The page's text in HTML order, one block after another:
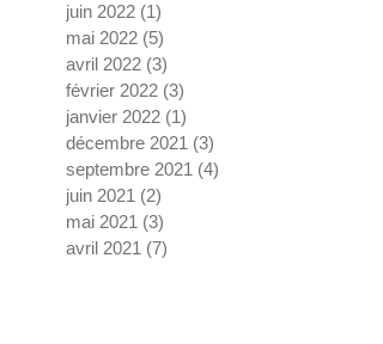
juin 2022 (1)
mai 2022 (5)
avril 2022 (3)
février 2022 (3)
janvier 2022 (1)
décembre 2021 (3)
septembre 2021 (4)
juin 2021 (2)
mai 2021 (3)
avril 2021 (7)